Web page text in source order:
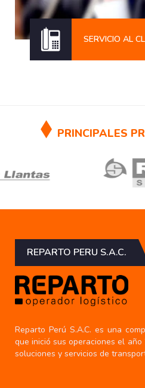
SERVICIO AL
PRINCIPALES
REPARTO PERU S.A.C.
Reparto Perú S.A.C. es una
que inició sus operaciones el
soluciones y servicios de